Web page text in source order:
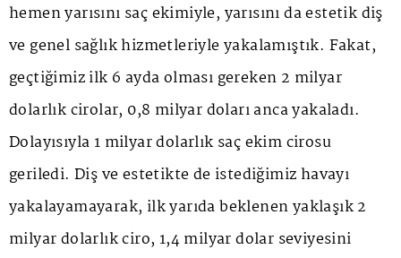
hemen yarısını saç ekimiyle, yarısını da estetik diş
ve genel sağlık hizmetleriyle yakalamıştık. Fakat,
geçtiğimiz ilk 6 ayda olması gereken 2 milyar
dolarlık cirolar, 0,8 milyar doları anca yakaladı.
Dolayısıyla 1 milyar dolarlık saç ekim cirosu
geriledi. Diş ve estetikte de istediğimiz havayı
yakalayamayarak, ilk yarıda beklenen yaklaşık 2
milyar dolarlık ciro, 1,4 milyar dolar seviyesini